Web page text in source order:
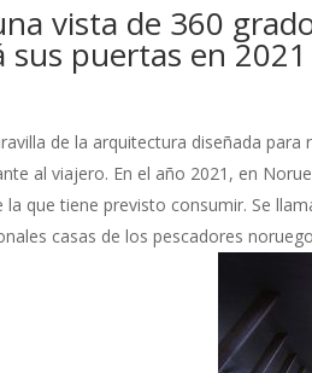
vista de 360
sus puertas en
de la arquitectura diseñada
al viajero. En el año 2021, en
la que tiene previsto consumir. Se
casas de los pescadores